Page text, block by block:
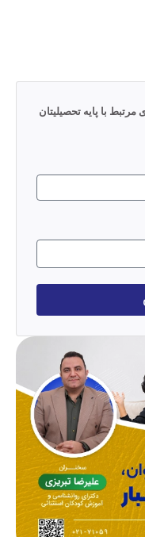
مرتبط با پایه تحصیلیتان